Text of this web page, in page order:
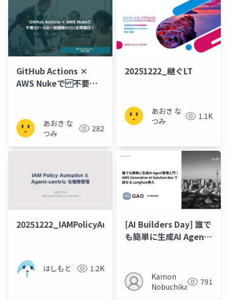
GitHub Actions ×
AWS Nukeで 不要リ
あおき な
つみ
282
20251222_継ぐLT
あおき な
つみ
1.1K
20251222_IAMPolicyAutopilot
はしもと 1.2K
[AI Builders Day] 誰で
も簡単に生成AI Agent
Solution Box で試せる
Langfuse導入
Kamon
Nobuchika
791